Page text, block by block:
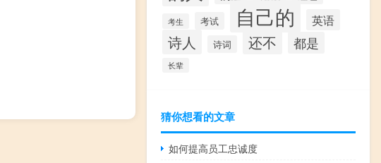
考生 考试 自己的 英语
诗人 诗词 还不 都是
长辈
猜你想看的文章
如何提高员工忠诚度